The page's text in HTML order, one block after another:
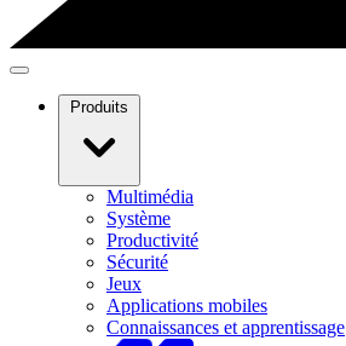
Produits
Multimédia
Système
Productivité
Sécurité
Jeux
Applications mobiles
Connaissances et apprentissage